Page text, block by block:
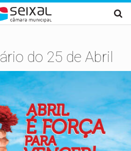
do 25 de Abril